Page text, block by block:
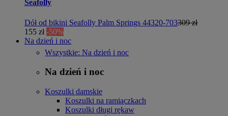
Seafolly
Dół od bikini Seafolly Palm Springs 44320-703309 zł
155 zł -50%
Na dzień i noc
Wszystkie: Na dzień i noc
Na dzień i noc
Koszulki damskie
Koszulki na ramiączkach
Koszulki długi rękaw